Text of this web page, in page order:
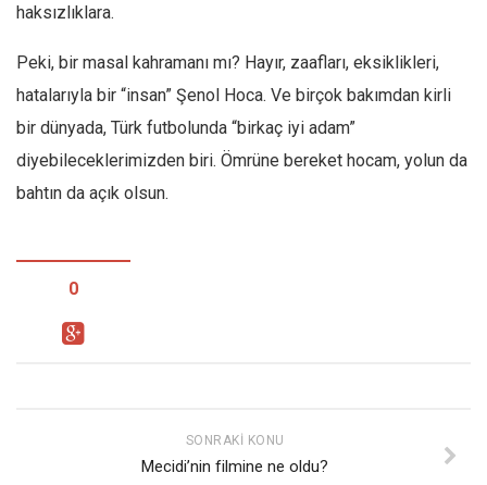
haksızlıklara.
Peki, bir masal kahramanı mı? Hayır, zaafları, eksiklikleri,
hatalarıyla bir “insan” Şenol Hoca. Ve birçok bakımdan kirli
bir dünyada, Türk futbolunda “birkaç iyi adam”
diyebileceklerimizden biri. Ömrüne bereket hocam, yolun da
bahtın da açık olsun.
0
SONRAKI KONU
Mecidi’nin filmine ne oldu?